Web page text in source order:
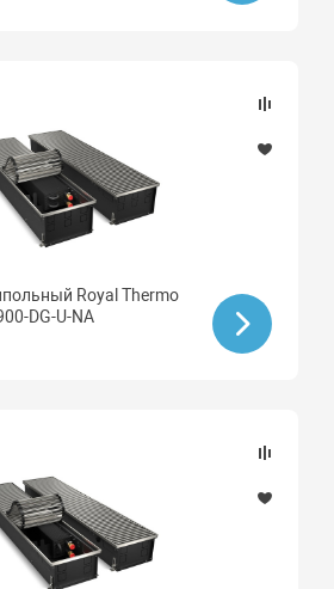
Royal Thermo
DG-U-NA